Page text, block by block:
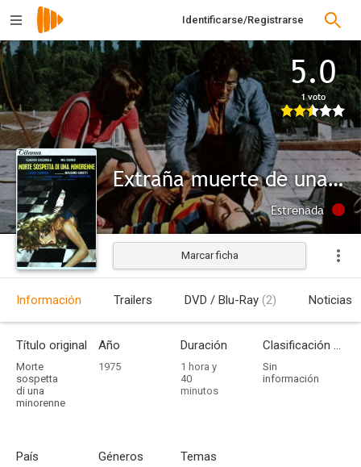
Identificarse/Registrarse
5.0
1 voto
Extraña muerte de una menor
Estrenada
Marcar ficha
Información Trailers DVD / Blu-Ray (2) Noticias
Título original
Morte
sospetta
di una
minorenne
Año
1975
Duración
1 hora y
40
minutos
Clasificación por edades
Sin
información
País Géneros Temas